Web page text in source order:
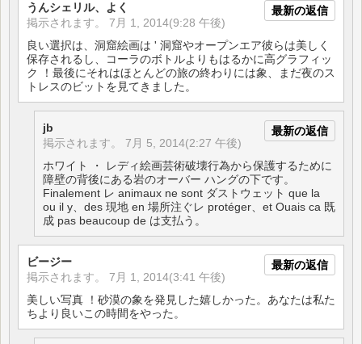
最新の返信
うんシェリル、よく
掲示されます。 7月 1, 2014(9:28 午後)
良い選択は、洞窟絵画は ' 洞窟やオープンエア彼らは美しく
保存されるし、コーラのボトルよりもはるかに高グラフィッ
ク ！最後にそれはほとんどの旅の終わりには象、まだ夜のス
トレスのビットを見てきました。
最新の返信
jb
掲示されます。 7月 5, 2014(2:27 午後)
ホワイト ・ レディ絵画芸術破壊行為から保護するために
障壁の背後にある岩のオーバー ハングの下です。
Finalement レ animaux ne sont ダストウェット que la
ou il y、des 現地 en 場所注ぐレ protéger、et Ouais ca 既
成 pas beaucoup de は支払う。
最新の返信
ビージー
掲示されます。 7月 1, 2014(3:41 午後)
美しい写真 ！砂漠の象を発見した嬉しかった。あなたは私た
ちより良いこの時間をやった。